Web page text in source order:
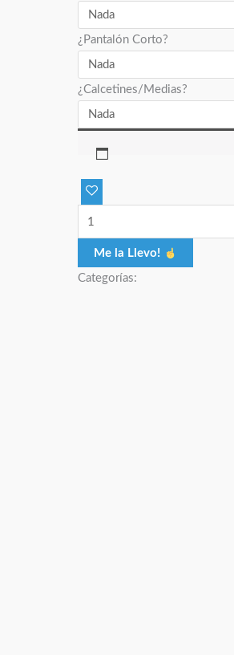
¿Pantalón Corto?
¿Calcetines/Medias?
Me la Llevo!
Categorías: